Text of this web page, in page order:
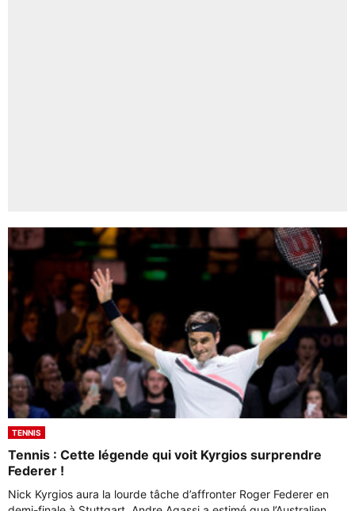
TENNIS
Tennis : Cette légende qui voit Kyrgios surprendre
Federer !
Nick Kyrgios aura la lourde tâche d’affronter Roger Federer en